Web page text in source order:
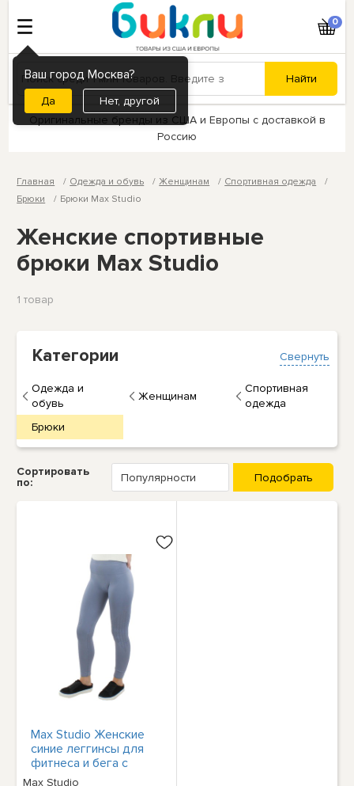
Ваш город Москва?
Нет, другой
0
Оригинальные бренды из США и Европы с доставкой в
Россию
Главная Одежда и обувь Женщинам
Спортивная одежда
Брюки
Брюки Max Studio
Женские спортивные
брюки Max Studio
1 товар
Свернуть
Категории
Одежда и
обувь
Женщинам
Спортивная
одежда
Брюки
Сортировать
по:
Max Studio Женские
синие леггинсы для
фитнеса и бега с
высокой посадкой XS
Max Studio